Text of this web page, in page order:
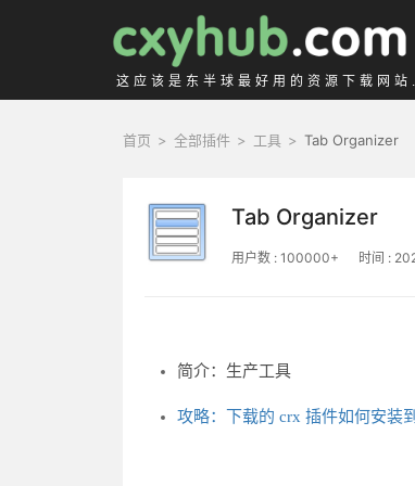
这应该是东半球最好用的资源下载网
首页 > 全部插件 > 工具 > Tab Organizer
Tab Organizer
用户数 : 100000+ 时间 :
简介：生产工具
攻略：下载的 crx 插件如何安装